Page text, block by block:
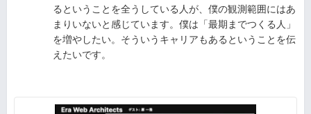
るということを全うしている人が、僕の観測範囲にはあ
まりいないと感じています。僕は「最期までつくる人」
を増やしたい。そういうキャリアもあるということを伝
えたいです。